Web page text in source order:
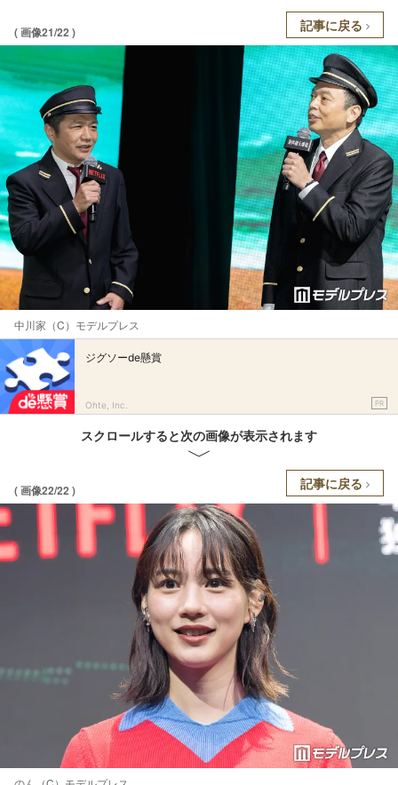
( 画像21/22 ) 記事に戻る
中川家（C）モデルプレス
ジグソーde懸賞
Ohte, Inc. PR
スクロールすると次の画像が表示されます
( 画像22/22 ) 記事に戻る